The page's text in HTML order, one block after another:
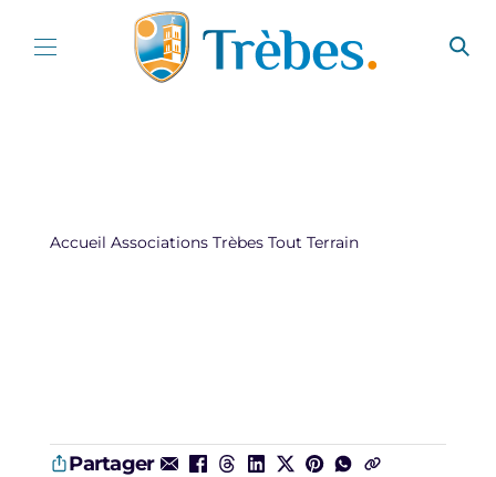
Accueil Associations Trèbes Tout Terrain
Partager